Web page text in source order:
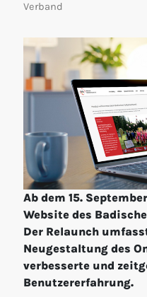
Verband
Ab dem 15.
Website des
Der Relaunch
Neugestaltung des
verbesserte und
Benutzererfahrung.